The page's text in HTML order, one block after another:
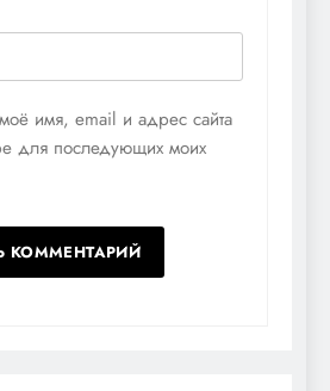
имя, email и адрес сайта
для последующих моих